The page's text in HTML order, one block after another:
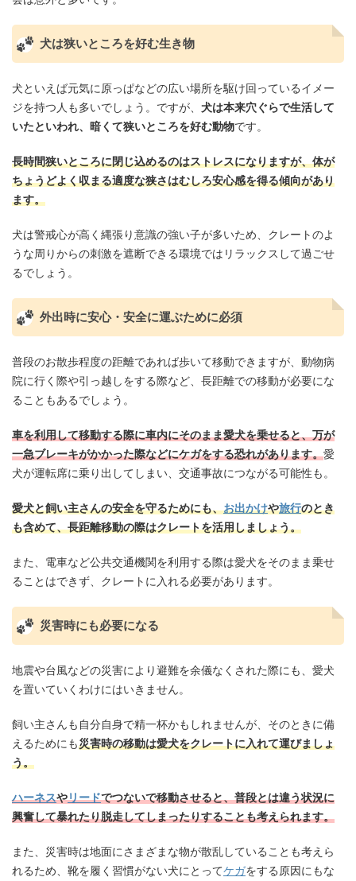
犬は狭いところを好む生き物
犬といえば元気に原っぱなどの広い場所を駆け回っているイメー
ジを持つ人も多いでしょう。ですが、 犬は本来穴ぐらで生活して
いたといわれ、暗くて狭いところを好む動物です。
長時間狭いところに閉じ込めるのはストレスになりますが、体が
ちょうどよく収まる適度な狭さはむしろ安心感を得る傾向があり
ます。
犬は警戒心が高く縄張り意識の強い子が多いため、クレートのよ
うな周りからの刺激を遮断できる環境ではリラックスして過ごせ
るでしょう。
外出時に安心・安全に運ぶために必須
普段のお散歩程度の距離であれば歩いて移動できますが、動物病
院に行く際や引っ越しをする際など、長距離での移動が必要にな
ることもあるでしょう。
車を利用して移動する際に車内にそのまま愛犬を乗せると、万が
一急ブレーキがかかった際などにケガをする恐れがあります。愛
犬が運転席に乗り出してしまい、交通事故につながる可能性も。
愛犬と飼い主さんの安全を守るためにも、お出かけや旅行のとき
も含めて、長距離移動の際はクレートを活用しましょう。
また、電車など公共交通機関を利用する際は愛犬をそのまま乗せ
ることはできず、クレートに入れる必要があります。
災害時にも必要になる
地震や台風などの災害により避難を余儀なくされた際にも、愛犬
を置いていくわけにはいきません。
飼い主さんも自分自身で精一杯かもしれませんが、そのときに備
えるためにも災害時の移動は愛犬をクレートに入れて運びましょ
う。
ハーネスやリードでつないで移動させると、普段とは違う状況に
興奮して暴れたり脱走してしまったりすることも考えられます。
また、災害時は地面にさまざまな物が散乱していることも考えら
れるため、靴を履く習慣がない犬にとってケガをする原因にもな